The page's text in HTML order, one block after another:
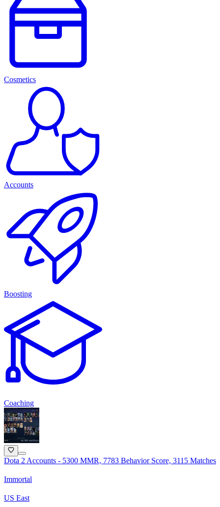
Cosmetics
Accounts
Boosting
Coaching
Dota 2 Accounts - 5300 MMR, 7783 Behavior Score, 3115 Matches
Immortal
US East